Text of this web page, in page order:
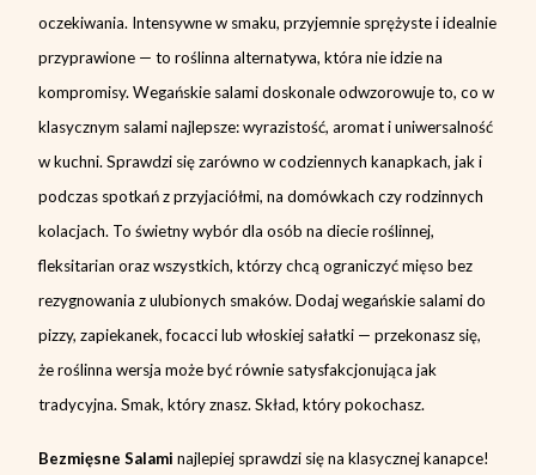
oczekiwania. Intensywne w smaku, przyjemnie sprężyste i idealnie
przyprawione — to roślinna alternatywa, która nie idzie na
kompromisy. Wegańskie salami doskonale odwzorowuje to, co w
klasycznym salami najlepsze: wyrazistość, aromat i uniwersalność
w kuchni. Sprawdzi się zarówno w codziennych kanapkach, jak i
podczas spotkań z przyjaciółmi, na domówkach czy rodzinnych
kolacjach. To świetny wybór dla osób na diecie roślinnej,
fleksitarian oraz wszystkich, którzy chcą ograniczyć mięso bez
rezygnowania z ulubionych smaków. Dodaj wegańskie salami do
pizzy, zapiekanek, focacci lub włoskiej sałatki — przekonasz się,
że roślinna wersja może być równie satysfakcjonująca jak
tradycyjna. Smak, który znasz. Skład, który pokochasz.
Bezmięsne Salami najlepiej sprawdzi się na klasycznej kanapce!